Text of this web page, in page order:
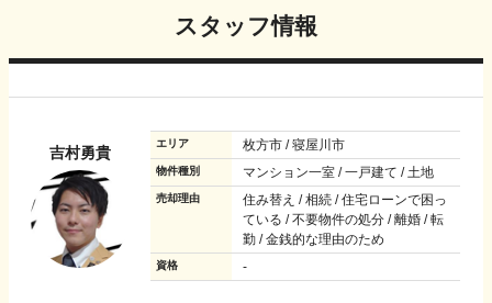
スタッフ情報
吉村勇貴
エリア 枚方市 / 寝屋川市
物件種別 マンション一室 / 一戸建て / 土地
売却理由
住み替え / 相続 / 住宅ローンで困っ
ている / 不要物件の処分 / 離婚 / 転
勤 / 金銭的な理由のため
資格 -